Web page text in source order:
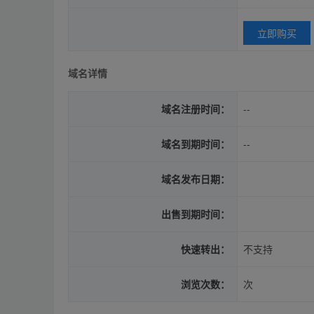
立即购买
域名详情
域名注册时间： --
域名到期时间： --
域名发布日期：
出售到期时间：
快速转出： 不支持
浏览次数： 次